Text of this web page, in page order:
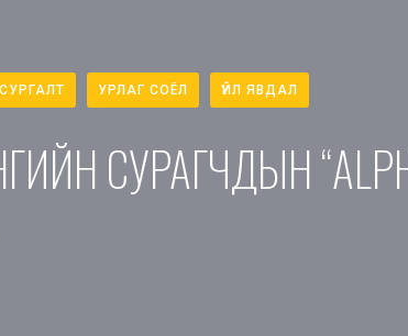
СУРГАЛТ УРЛАГ СОЁЛ ҮЙЛ ЯВДАЛ
СУРАГЧДЫН